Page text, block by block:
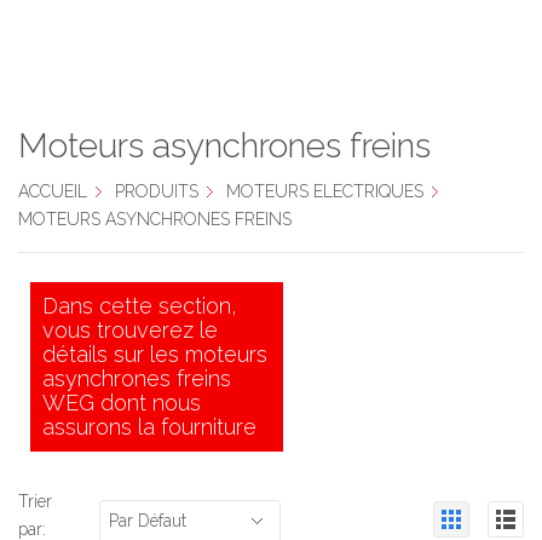
Moteurs asynchrones freins
ACCUEIL PRODUITS
MOTEURS ELECTRIQUES
MOTEURS ASYNCHRONES FREINS
Dans cette section,
vous trouverez le
détails sur les moteurs
asynchrones freins
WEG dont nous
assurons la fourniture
Trier
par:
Par Défaut